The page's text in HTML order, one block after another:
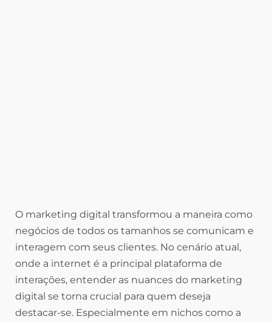
O marketing digital transformou a maneira como
negócios de todos os tamanhos se comunicam e
interagem com seus clientes. No cenário atual,
onde a internet é a principal plataforma de
interações, entender as nuances do marketing
digital se torna crucial para quem deseja
destacar-se. Especialmente em nichos como a